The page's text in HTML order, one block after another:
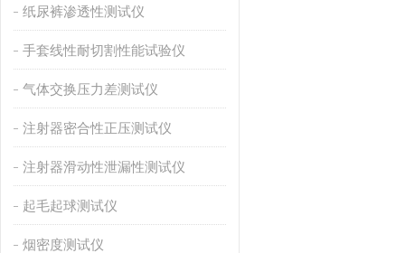
纸尿裤渗透性测试仪
手套线性耐切割性能试验仪
气体交换压力差测试仪
注射器密合性正压测试仪
注射器滑动性泄漏性测试仪
起毛起球测试仪
烟密度测试仪